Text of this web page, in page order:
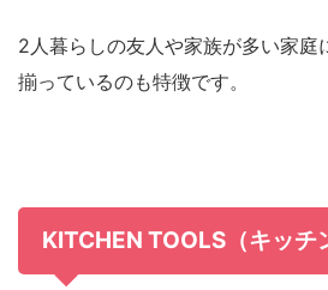
2人暮らしの友人や家族が多い家庭
揃っているのも特徴です。
KITCHEN TOOLS（キッチ